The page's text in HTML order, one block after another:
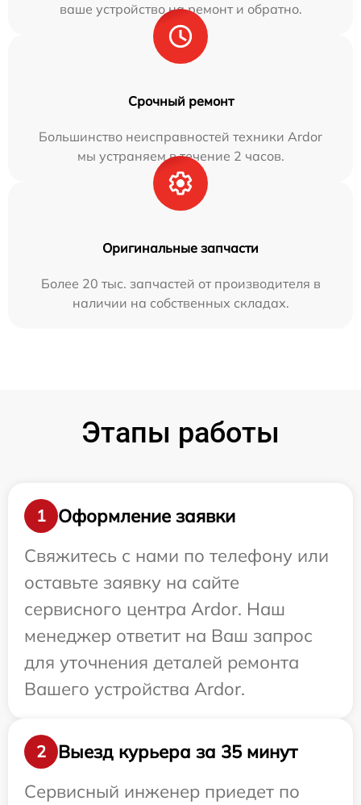
ваше устройство на ремонт и обратно.
Срочный ремонт
Большинство неисправностей техники Ardor
мы устраняем в течение 2 часов.
Оригинальные запчасти
Более 20 тыс. запчастей от производителя в
наличии на собственных складах.
Этапы работы
1
Оформление заявки
Свяжитесь с нами по телефону или
оставьте заявку на сайте
сервисного центра Ardor. Наш
менеджер ответит на Ваш запрос
для уточнения деталей ремонта
Вашего устройства Ardor.
2
Выезд курьера за 35 минут
Сервисный инженер приедет по